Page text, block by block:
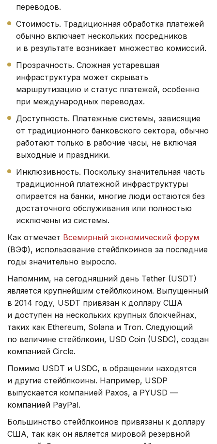
переводов.
Стоимость. Традиционная обработка платежей
обычно включает нескольких посредников
и в результате возникает множество комиссий.
Прозрачность. Сложная устаревшая
инфраструктура может скрывать
маршрутизацию и статус платежей, особенно
при международных переводах.
Доступность. Платежные системы, зависящие
от традиционного банковского сектора, обычно
работают только в рабочие часы, не включая
выходные и праздники.
Инклюзивность. Поскольку значительная часть
традиционной платежной инфраструктуры
опирается на банки, многие люди остаются без
достаточного обслуживания или полностью
исключены из системы.
Как отмечает Всемирный экономический форум
(ВЭФ), использование стейблкоинов за последние
годы значительно выросло.
Напомним, на сегодняшний день Tether (USDT)
является крупнейшим стейблкоином. Выпущенный
в 2014 году, USDT привязан к доллару США
и доступен на нескольких крупных блокчейнах,
таких как Ethereum, Solana и Tron. Следующий
по величине стейблкоин, USD Coin (USDC), создан
компанией Circle.
Помимо USDT и USDC, в обращении находятся
и другие стейблкоины. Например, USDP
выпускается компанией Paxos, а PYUSD —
компанией PayPal.
Большинство стейблкоинов привязаны к доллару
США, так как он является мировой резервной